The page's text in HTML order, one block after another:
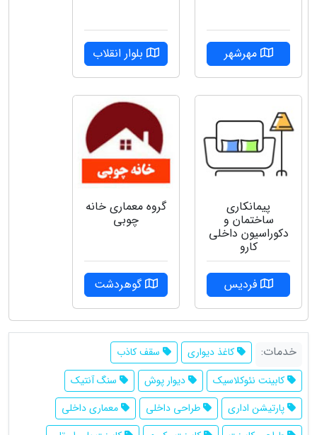
مهرشهر بلوار انقلاب
پیمانکاری
ساختمان و
دکوراسیون داخلی
کارو
فردیس
گروه‌ معماری خانه
چوبی
گوهردشت
خدمات: کاغذ دیواری
سقف کاذب
کابینت نئوکلاسیک
دیوار پوش
سنگ آنتیک
پارتیشن اداری
طراحی داخلی
معماری داخلی